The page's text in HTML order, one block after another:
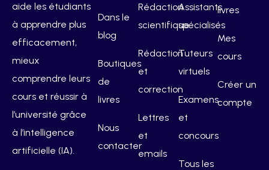
aide les étudiants
à apprendre plus
efficacement,
mieux
comprendre leurs
cours et réussir à
l’université grâce
à l’intelligence
artificielle (IA).
Dans le
blog
Boutiques
de
livres
Nous
contacter
Rédaction
scientifique
Rédaction
et
correction
Lettres
et
emails
Assistants
spécialisés
Tuteurs
virtuels
Examens
et
concours
Tous les
livres
Mes
cours
Créer un
compte